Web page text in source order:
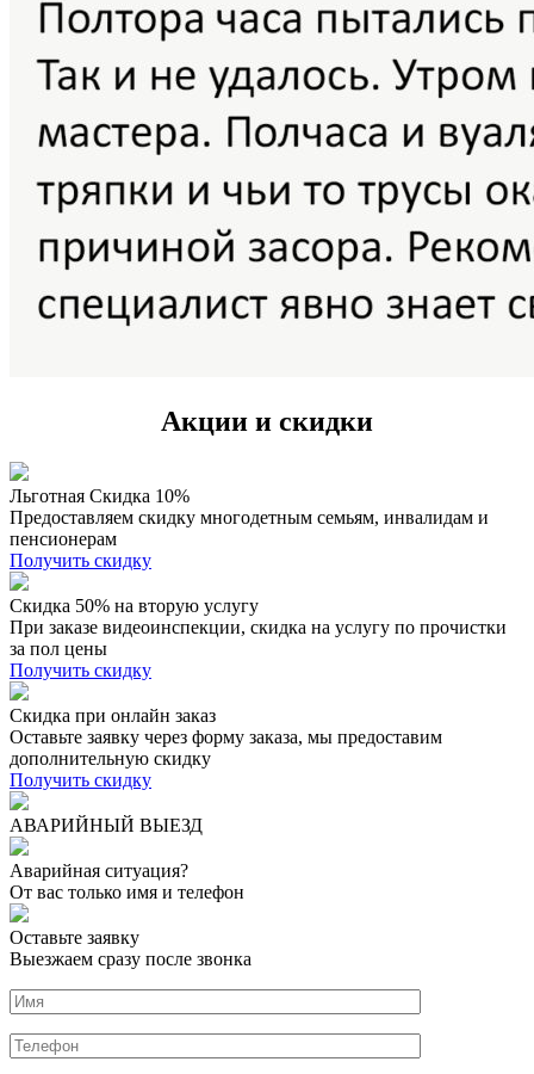
Акции и скидки
Льготная Скидка 10%
Предоставляем скидку многодетным семьям, инвалидам и
пенсионерам
Получить скидку
Скидка 50% на вторую услугу
При заказе видеоинспекции, скидка на услугу по прочистки
за пол цены
Получить скидку
Скидка при онлайн заказ
Оставьте заявку через форму заказа, мы предоставим
дополнительную скидку
Получить скидку
АВАРИЙНЫЙ ВЫЕЗД
Аварийная ситуация?
От вас только имя и телефон
Оставьте заявку
Выезжаем сразу после звонка